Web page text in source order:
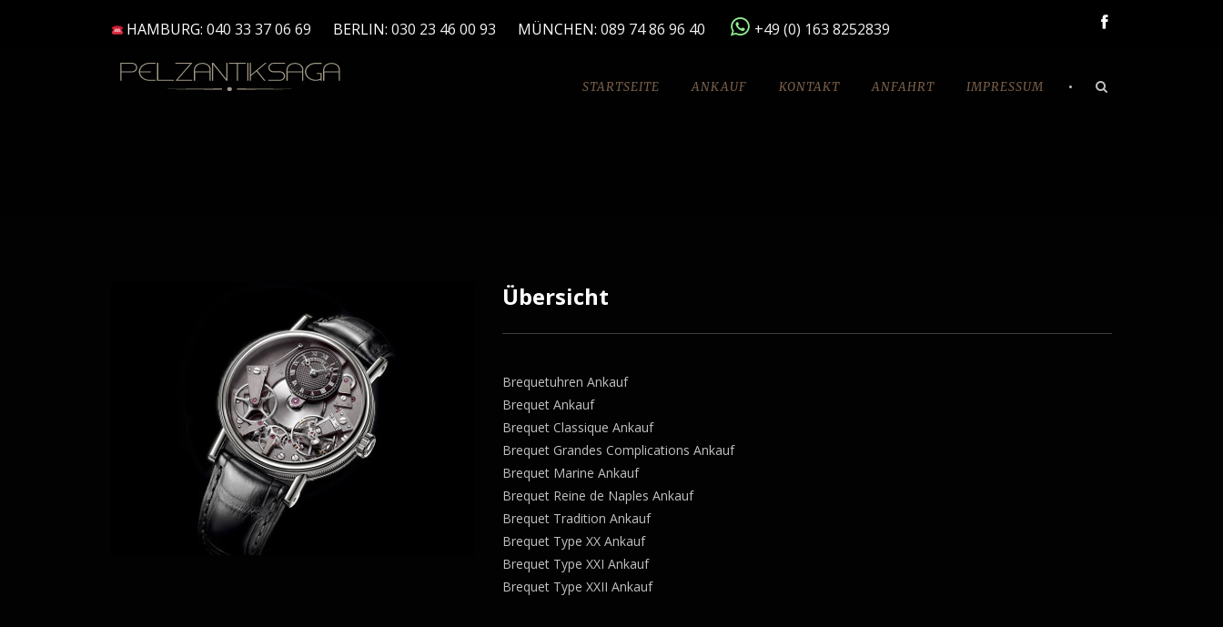
HAMBURG: 040 33 37 06 69 BERLIN: 030 23 46 00 93 MÜNCHEN: 089 74 86 96 40 +49 (0) 163 8252839
STARTSEITE ANKAUF KONTAKT ANFAHRT IMPRESSUM •
Übersicht
Brequetuhren Ankauf
Brequet Ankauf
Brequet Classique Ankauf
Brequet Grandes Complications Ankauf
Brequet Marine Ankauf
Brequet Reine de Naples Ankauf
Brequet Tradition Ankauf
Brequet Type XX Ankauf
Brequet Type XXI Ankauf
Brequet Type XXII Ankauf